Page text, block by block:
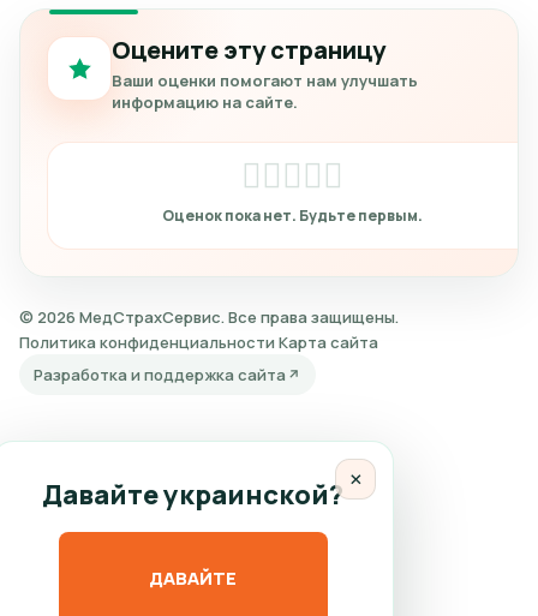
Оцените эту страницу
Ваши оценки помогают нам улучшать
информацию на сайте.
© 2026 МедСтрахСервис. Все права защищены.
Политика конфиденциальности Карта сайта
Разработка и поддержка сайта
×
Давайте украинской?
ДАВАЙТЕ